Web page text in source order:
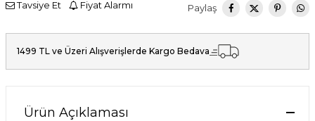
Tavsiye Et Fiyat Alarmı Paylaş
1499 TL ve Üzeri Alışverişlerde Kargo Bedava
Ürün Açıklaması